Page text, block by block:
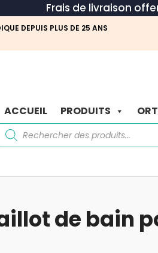
Frais de livraison
DEPUIS PLUS DE 25 ANS
ACCUEIL PRODUITS
de
de bain